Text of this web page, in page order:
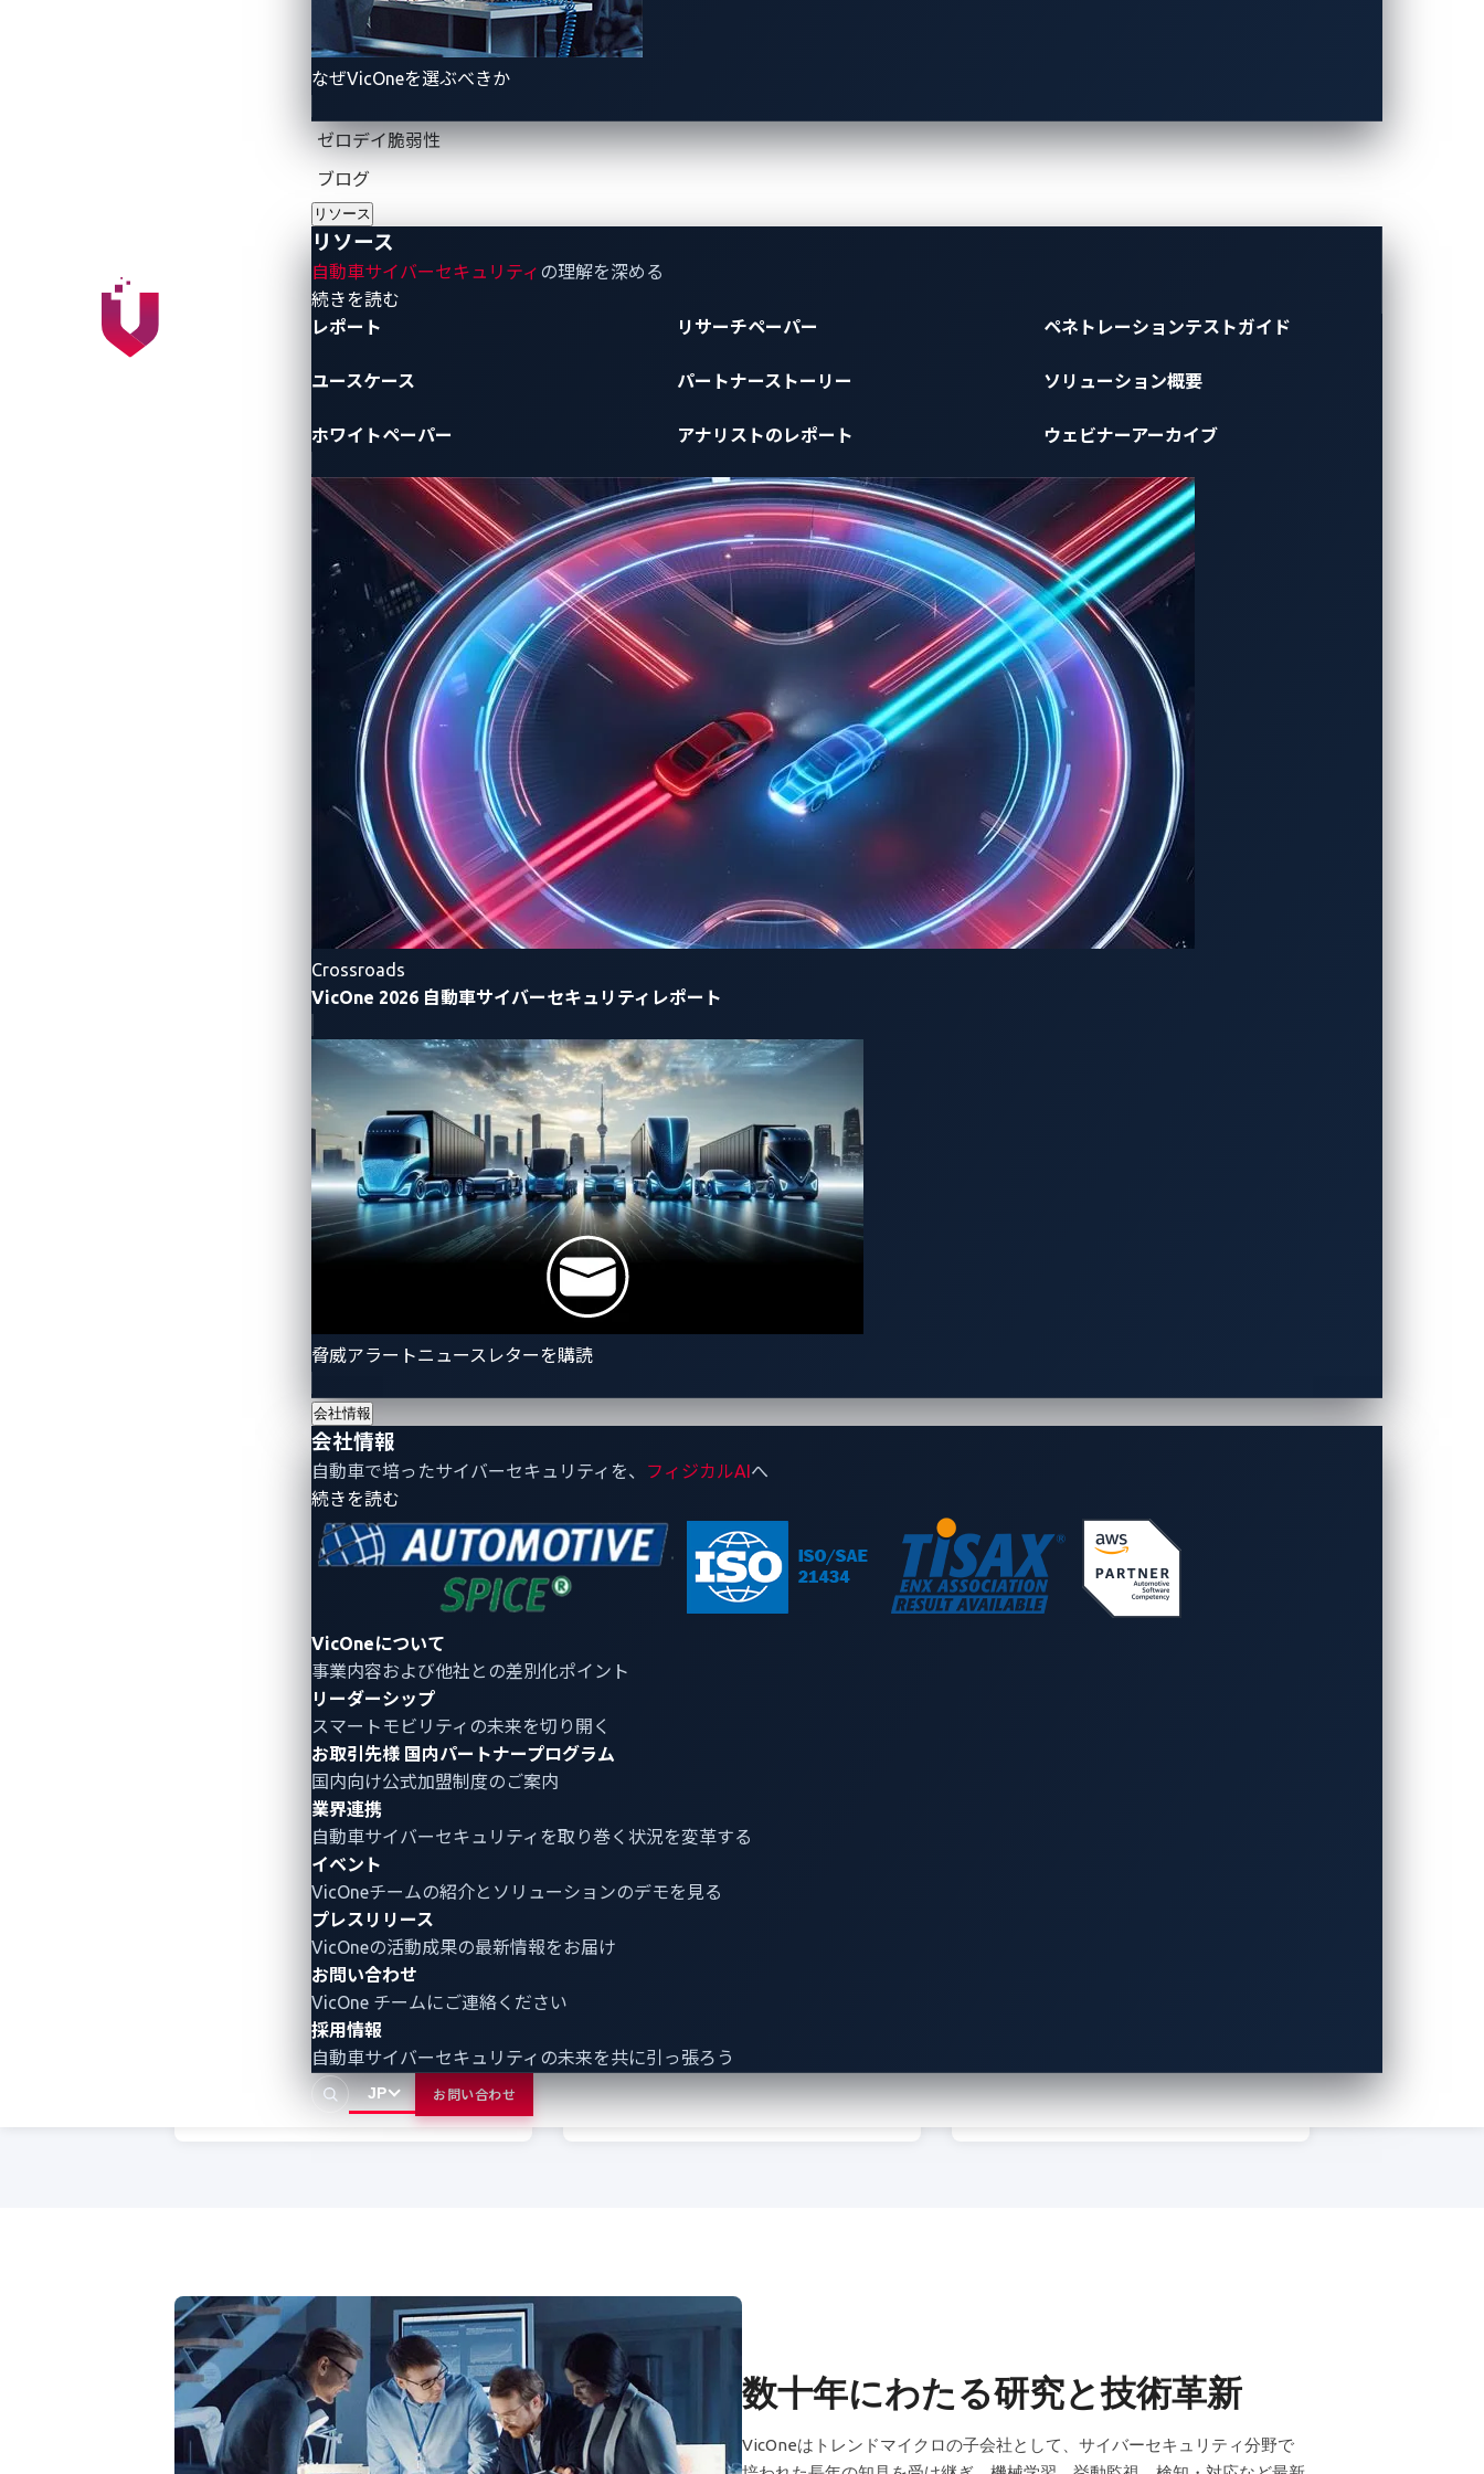
なぜVicOneを選ぶべきか
ゼロデイ脆弱性
ブログ
リソース
リソース
自動車サイバーセキュリティ の理解を深める
続きを読む
レポート
リサーチペーパー ペネトレーションテストガイド
ユースケース パートナーストーリー ソリューション概要
ホワイトペーパー アナリストのレポート ウェビナーアーカイブ
Crossroads
VicOne 2026 自動車サイバーセキュリティレポート
脅威アラートニュースレターを購読
会社情報
会社情報
自動車で培ったサイバーセキュリティを、 フィジカルAIへ
続きを読む
VicOneについて
事業内容および他社との差別化ポイント
リーダーシップ
スマートモビリティの未来を切り開く
お取引先様 国内パートナープログラム
国内向け公式加盟制度のご案内
業界連携
自動車サイバーセキュリティ を取り巻く状況を変革する
イベント
VicOneチームの紹介とソリューションのデモを見る
プレスリリース
VicOneの活動成果の最新情報をお届け
お問い合わせ
VicOne チームにご連絡ください
採用情報
自動車サイバーセキュリティの未来を共に引っ張ろう
JP お問い合わせ
なぜVicOneを選ぶべきか
セキュリティの知見
トレンドマイクロが30年以上にわたり培
ってきたサイバーセキュリティの知見を
基盤に、VicOneは実用性の高い自動車向
け脅威インテリジェンスを提供していま
す。ゼロデイ脆弱性の検出、車両ネット
ワーク全体にわたる脅威動向の継続的な
可視化を実現し、OEMやサプライヤーの
継続的な規制対応を支援します。
包括的なソリューション
キュリティ対策製品・ソリューションを
策により、進化する脅威から自動車を守
ります。
数十年にわたる研究と技術革新
VicOneはトレンドマイクロの子会社として、サイバーセキュリティ分野で